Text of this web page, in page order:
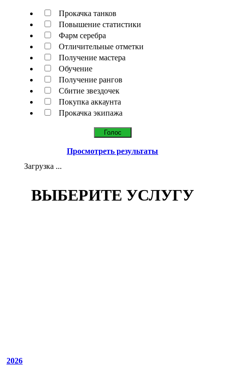
Прокачка танков
Повышение статистики
Фарм серебра
Отличительные отметки
Получение мастера
Обучение
Получение рангов
Сбитие звездочек
Покупка аккаунта
Прокачка экипажа
Просмотреть результаты
Загрузка ...
ВЫБЕРИТЕ УСЛУГУ
2026